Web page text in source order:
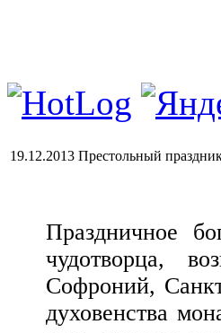
19.12.2013 Престольный
Праздничное
чудотворца,
Софроний,
духовенства